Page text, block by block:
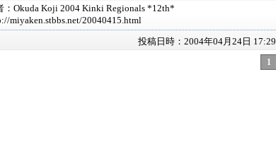
：Okuda Koji 2004 Kinki Regionals *12th*
miyaken.stbbs.net/20040415.html
投稿日時：2004年04月24日 17:29
1